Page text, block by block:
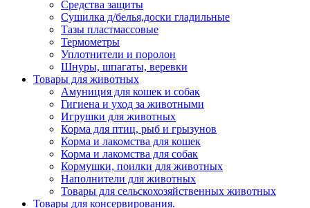
Средства защиты
Сушилка д/белья,доски гладильные
Тазы пластмассовые
Термометры
Уплотнители и поролон
Шнуры, шпагаты, веревки
Товары для животных
Амуниция для кошек и собак
Гигиена и уход за животными
Игрушки для животных
Корма для птиц, рыб и грызунов
Корма и лакомства для кошек
Корма и лакомства для собак
Кормушки, поилки для животных
Наполнители для животных
Товары для сельскохозяйственных животных
Товары для консервирования.